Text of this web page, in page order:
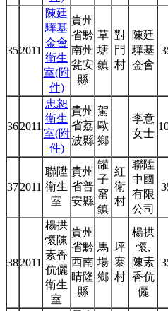
352011
陳廷
驊基
金會
衛生
室(附
件)
貴州
省黔
南州
瓫安
縣
草
塘
鎮
對
門
村
陳廷
驊基
金會
362011
忠恕
衛生
室(附
件)
貴州
省荔
波縣
駕
歐
鄉
李意
女士
372011
聯陞
衛生
室
貴州
省普
安縣
罐
子
窰
鎮
紅
衛
村
聯陞
中國
有限
公司
382011
楊拱
懷陳
素香
伉儷
衛生
室
貴州
省黔
西南
晴隆
縣
馬
場
鄉
坪
寨
村
楊拱
懷,
陳素
香伉
儷